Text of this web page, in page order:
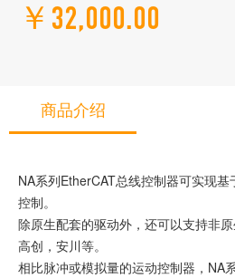
￥32,000.00
商品介绍
NA系列EtherCAT总线控制器可实现
控制。
除原生配套的驱动外，还可以支持非
高创，安川等。
相比脉冲或模拟量的运动控制器，NA